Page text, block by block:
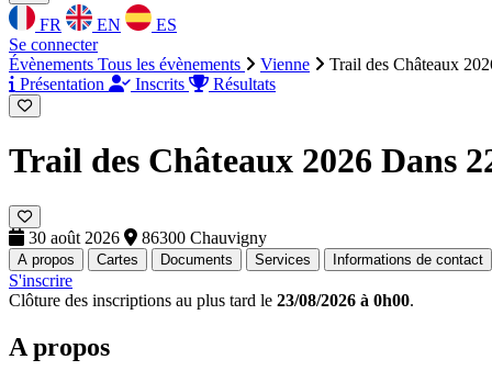
FR EN
ES
Se connecter
Évènements Tous les évènements Vienne
Trail des Châteaux
Présentation
Inscrits Résultats
Trail des Châteaux 2026 Dans
30 août 2026 86300 Chauvigny
A propos Cartes Documents Services Informations de contact
S'inscrire
Clôture des inscriptions au plus tard le 23/08/2026 à 0h00.
A propos